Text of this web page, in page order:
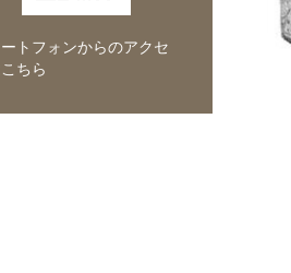
トフォンからのアクセ
ちら